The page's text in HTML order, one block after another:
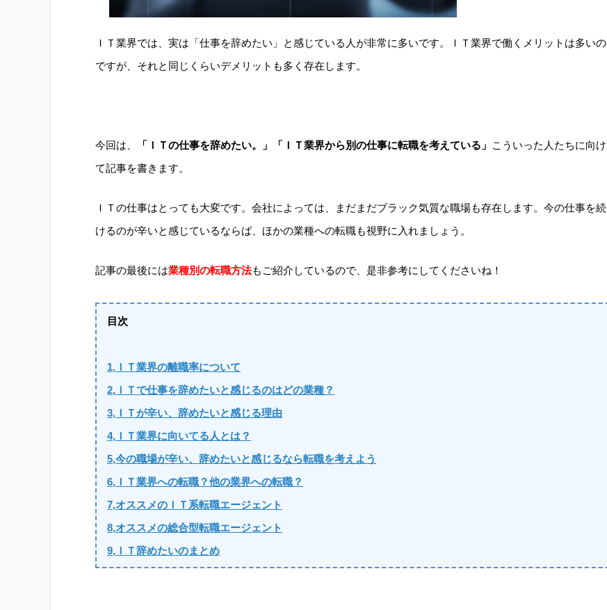
ＩＴ業界では、実は「仕事を辞めたい」と感じている人が非常に多いです。ＩＴ業界で働くメリットは多いの
ですが、それと同じくらいデメリットも多く存在します。
今回は、 「ＩＴの仕事を辞めたい。」「ＩＴ業界から別の仕事に転職を考えている」 こういった人たちに向け
て記事を書きます。
ＩＴの仕事はとっても大変です。会社によっては、まだまだブラック気質な職場も存在します。今の仕事を続
けるのが辛いと感じているならば、ほかの業種への転職も視野に入れましょう。
記事の最後には業種別の転職方法もご紹介しているので、是非参考にしてくださいね！
目次
1,ＩＴ業界の離職率について
2,ＩＴで仕事を辞めたいと感じるのはどの業種？
3,ＩＴが辛い、辞めたいと感じる理由
4,ＩＴ業界に向いてる人とは？
5,今の職場が辛い、辞めたいと感じるなら転職を考えよう
6,ＩＴ業界への転職？他の業界への転職？
7,オススメのＩＴ系転職エージェント
8,オススメの総合型転職エージェント
9,ＩＴ辞めたいのまとめ